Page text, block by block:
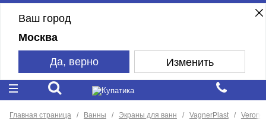
Ваш город
Москва
Да, верно Изменить
Главная страница Ванны Экраны для ванн VagnerPlast